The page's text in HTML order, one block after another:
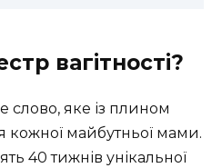
вагітності?
слово, яке із плином
кожної майбутньої мами.
40 тижнів унікальної